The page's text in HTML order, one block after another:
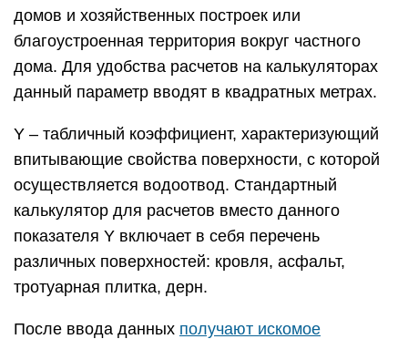
домов и хозяйственных построек или
благоустроенная территория вокруг частного
дома. Для удобства расчетов на калькуляторах
данный параметр вводят в квадратных метрах.
Y – табличный коэффициент, характеризующий
впитывающие свойства поверхности, с которой
осуществляется водоотвод. Стандартный
калькулятор для расчетов вместо данного
показателя Y включает в себя перечень
различных поверхностей: кровля, асфальт,
тротуарная плитка, дерн.
После ввода данных получают искомое